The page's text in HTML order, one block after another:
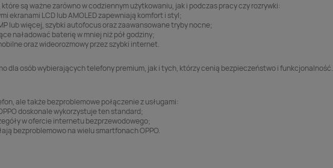
są ważne zarówno w codziennym użytkowaniu, jak i podczas pracy czy rozrywki:
ekranami LCD lub AMOLED zapewniają komfort i styl;
lub więcej, szybki autofocus oraz zaawansowane tryby nocne;
naładować baterię w mniej niż pół godziny;
oraz wideorozmowy przez szybki internet.
dla osób wybierających telefony premium, jak i tych, którzy cenią bezpieczeństwo i funkcjonalność.
ale także bezproblemowe połączenie z usługami:
doskonale wykorzystuje ten standard;
w ofercieinternetu bezprzewodowego;
bezproblemowo na wielu smartfonach OPPO.